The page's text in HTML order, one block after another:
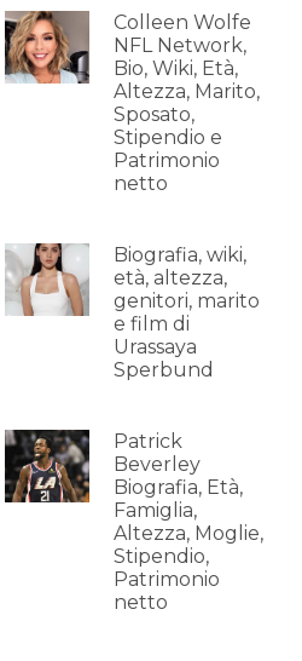
Colleen Wolfe
NFL Network,
Bio, Wiki, Età,
Altezza, Marito,
Sposato,
Stipendio e
Patrimonio
netto
Biografia, wiki,
età, altezza,
genitori, marito
e film di
Urassaya
Sperbund
Patrick
Beverley
Biografia, Età,
Famiglia,
Altezza, Moglie,
Stipendio,
Patrimonio
netto